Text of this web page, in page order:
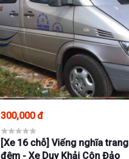
300,000 đ
[Xe 16 chỗ] Viếng nghĩa trang
đêm - Xe Duy Khải Côn Đảo